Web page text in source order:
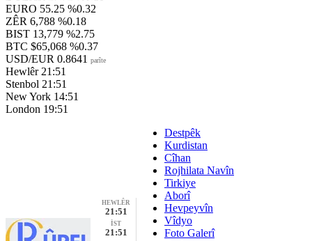
EURO 55.25 %0.32
ZÊR 6,788 %0.18
BIST 13,779 %2.75
BTC $65,068 %0.37
USD/EUR 0.8641 parîte
Hewlêr 21:51
Stenbol 21:51
New York 14:51
London 19:51
HEWLÊR
21:51
İST
21:51
Destpêk
Kurdistan
Cîhan
Rojhilata Navîn
Tirkiye
Aborî
Hevpeyvîn
Vîdyo
Foto Galerî